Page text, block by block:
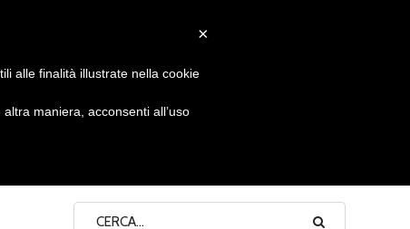
NONNO PASTICCIERE
×
alle finalità illustrate nella cookie
maniera, acconsenti all’uso